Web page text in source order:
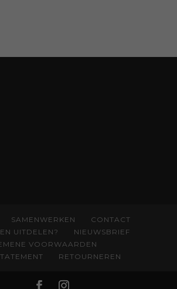
SAMENWERKEN
CONTACT
UITDELEN?
NIEUWSBRIEF
VOORWAARDEN
RETOURNEREN